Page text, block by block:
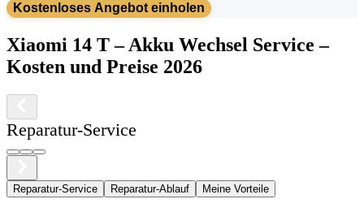
Kostenloses Angebot einholen
Xiaomi 14 T–Akku Wechsel Service –
Kosten und Preise 2026
Reparatur-Service
Reparatur-Service Reparatur-Ablauf Meine Vorteile